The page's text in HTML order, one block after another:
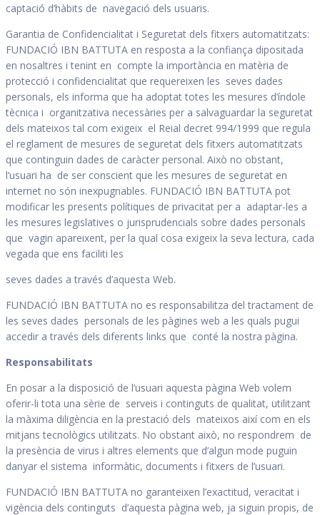
captació d’hàbits de navegació dels usuaris.
Garantia de Confidencialitat i Seguretat dels fitxers automatitzats:
FUNDACIÓ IBN BATTUTA en resposta a la confiança dipositada
en nosaltres i tenint en compte la importància en matèria de
protecció i confidencialitat que requereixen les seves dades
personals, els informa que ha adoptat totes les mesures d’índole
tècnica i organitzativa necessàries per a salvaguardar la seguretat
dels mateixos tal com exigeix el Reial decret 994/1999 que regula
el reglament de mesures de seguretat dels fitxers automatitzats
que continguin dades de caràcter personal. Això no obstant,
l’usuari ha de ser conscient que les mesures de seguretat en
internet no són inexpugnables. FUNDACIÓ IBN BATTUTA pot
modificar les presents polítiques de privacitat per a adaptar-les a
les mesures legislatives o jurisprudencials sobre dades personals
que vagin apareixent, per la qual cosa exigeix la seva lectura, cada
vegada que ens faciliti les
seves dades a través d’aquesta Web.
FUNDACIÓ IBN BATTUTA no es responsabilitza del tractament de
les seves dades personals de les pàgines web a les quals pugui
accedir a través dels diferents links que conté la nostra pàgina.
Responsabilitats
En posar a la disposició de l’usuari aquesta pàgina Web volem
oferir-li tota una sèrie de serveis i continguts de qualitat, utilitzant
la màxima diligència en la prestació dels mateixos així com en els
mitjans tecnològics utilitzats. No obstant això, no respondrem de
la presència de virus i altres elements que d’algun mode puguin
danyar el sistema informàtic, documents i fitxers de l’usuari.
FUNDACIÓ IBN BATTUTA no garanteixen l’exactitud, veracitat i
vigència dels continguts d’aquesta pàgina web, ja siguin propis, de